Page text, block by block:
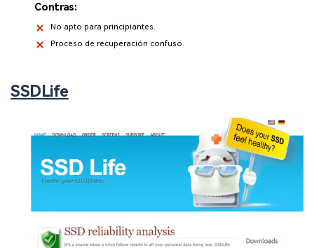
Contras:
No apto para principiantes.
Proceso de recuperación confuso.
SSDLife